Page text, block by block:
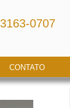
3163-0707
CONTATO